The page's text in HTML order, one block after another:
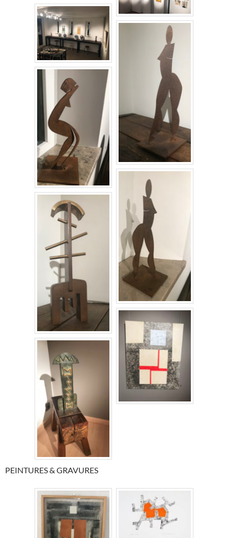
PEINTURES & GRAVURES